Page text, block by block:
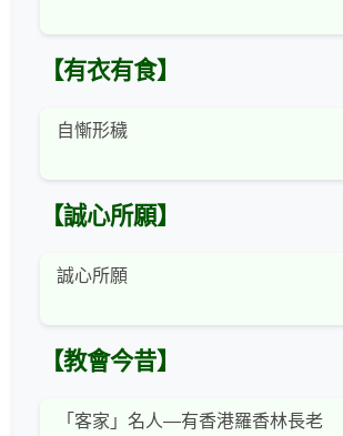
【有衣有食】
自慚形穢
【誠心所願】
誠心所願
【教會今昔】
「客家」名人—有香港羅香林長老